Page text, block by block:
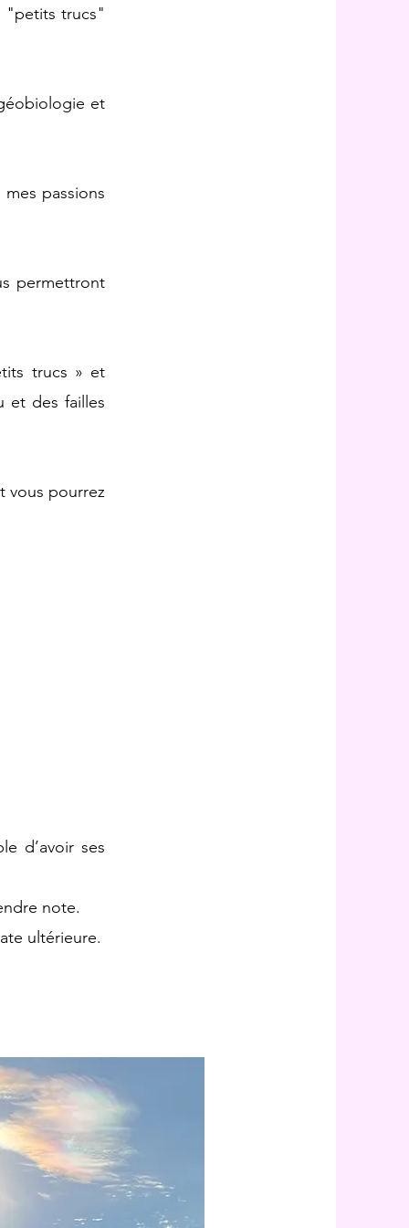
"petits trucs"
et
passions
permettront
trucs » et
et des failles
vous pourrez
d’avoir ses
note.
ultérieure.